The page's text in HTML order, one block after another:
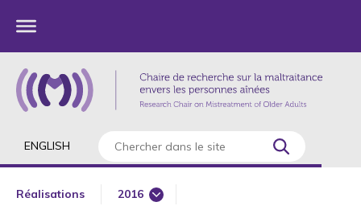
ENGLISH
Réalisations
2016